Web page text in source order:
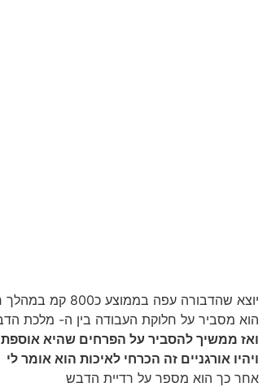
יוצא שהדבורה עפה בממוצע כ800 קמ במהלך חייה
הוא מסביר על חלוקת העבודה בין ה- מלכת
ואז ממשיך להסביר על הפרחים שהיא אוספת
ויהיו אורגניים זה הכרחי לאיכות הוא אומר לי
אחר כך הוא מספר על רדיית הדבש